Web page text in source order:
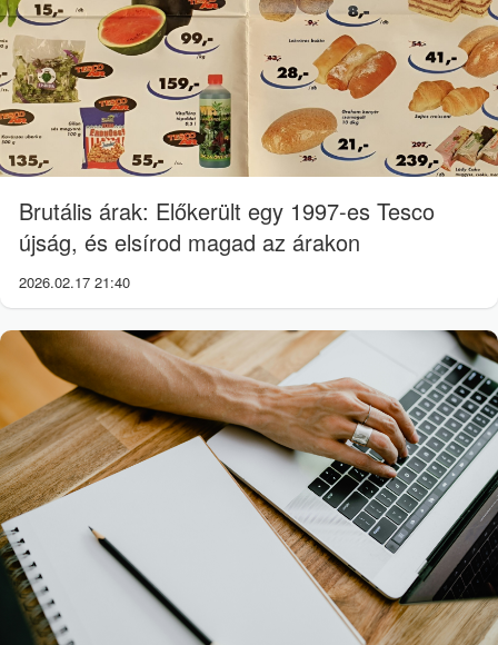
Brutális árak: Előkerült egy 1997-es Tesco
újság, és elsírod magad az árakon
2026.02.17 21:40